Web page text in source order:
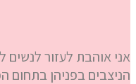
אני אוהבת לעזור
הניצבים בפניהן בתחום